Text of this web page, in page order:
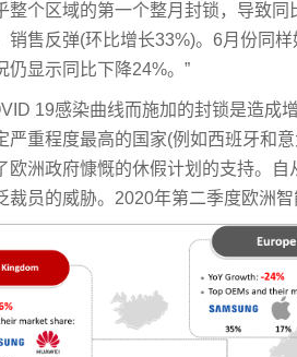
整个区域的第一个整月封锁，导致
销售反弹(环比增长33%)。6月份同
仍显示同比下降24%。”
19感染曲线而施加的封锁是造成
严重程度最高的国家(例如西班牙和
欧洲政府慷慨的休假计划的支持。
裁员的威胁。2020年第二季度欧洲